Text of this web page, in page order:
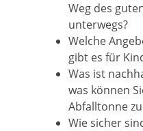
Weg des
unterwegs?
Welche
gibt es für
Was ist
was können
Abfalltonne
Wie sicher